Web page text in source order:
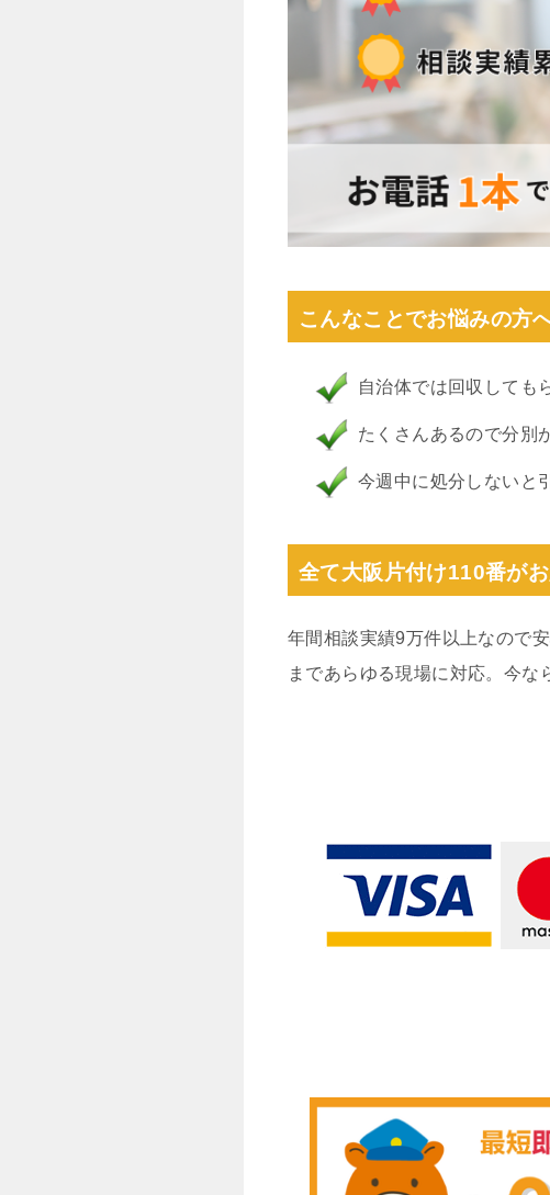
こんなことでお悩みの方
自治体では回収しても
たくさんあるので分別
今週中に処分しないと
全て大阪片付け110番がお
年間相談実績9万件以上なので
まであらゆる現場に対応。今な